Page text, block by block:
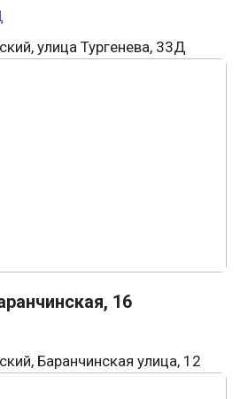
улица Тургенева, 33Д
16
Баранчинская улица, 12